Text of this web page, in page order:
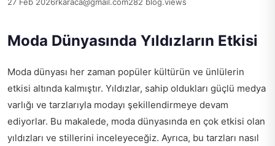
27 Feb 2026rkaraca@gmail.com282 blog.views
Moda Dünyasında Yıldızların Etkisi
Moda dünyası her zaman popüler kültürün ve ünlülerin
etkisi altında kalmıştır. Yıldızlar, sahip oldukları güçlü medya
varlığı ve tarzlarıyla modayı şekillendirmeye devam
ediyorlar. Bu makalede, moda dünyasında en çok etkisi olan
yıldızları ve stillerini inceleyeceğiz. Ayrıca, bu tarzları nasıl